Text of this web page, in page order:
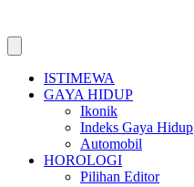
ISTIMEWA
GAYA HIDUP
Ikonik
Indeks Gaya Hidup
Automobil
HOROLOGI
Pilihan Editor